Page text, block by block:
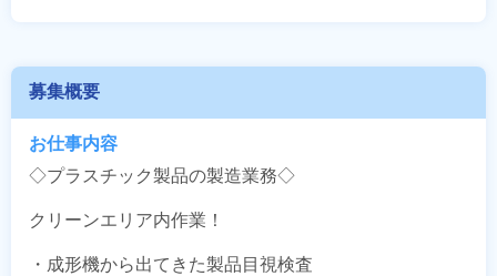
募集概要
お仕事内容
◇プラスチック製品の製造業務◇
クリーンエリア内作業！
・成形機から出てきた製品目視検査